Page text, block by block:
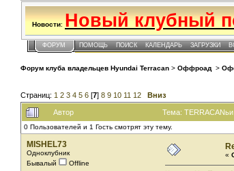
Новости: Новый клубный
ФОРУМ ПОМОЩЬ ПОИСК КАЛЕНДАРЬ ЗАГРУЗКИ
Форум клуба владельцев Hyundai Terracan > Оффроад >
Страниц: 1 2 3 4 5 6 [7] 8 9 10 11 12 Вниз
Автор Тема:
0 Пользователей и 1 Гость смотрят эту тему.
MISHEL73
Одноклубник
Бывалый
Offline
«